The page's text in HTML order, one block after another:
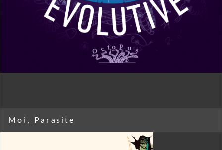
Moi, Parasite